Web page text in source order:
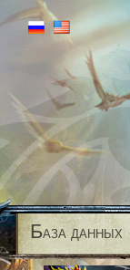
База данных